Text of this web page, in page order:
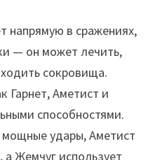
напрямую в сражениях,
— он может лечить,
сокровища.
Гарнет, Аметист и
способностями.
мощные удары, Аметист
Жемчуг использует